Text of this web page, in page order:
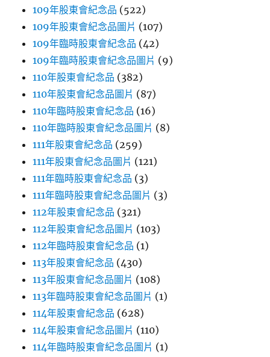
109年股東會紀念品 (522)
109年股東會紀念品圖片 (107)
109年臨時股東會紀念品 (42)
109年臨時股東會紀念品圖片 (9)
110年股東會紀念品 (382)
110年股東會紀念品圖片 (87)
110年臨時股東會紀念品 (16)
110年臨時股東會紀念品圖片 (8)
111年股東會紀念品 (259)
111年股東會紀念品圖片 (121)
111年臨時股東會紀念品 (3)
111年臨時股東會紀念品圖片 (3)
112年股東會紀念品 (321)
112年股東會紀念品圖片 (103)
112年臨時股東會紀念品 (1)
113年股東會紀念品 (430)
113年股東會紀念品圖片 (108)
113年臨時股東會紀念品圖片 (1)
114年股東會紀念品 (628)
114年股東會紀念品圖片 (110)
114年臨時股東會紀念品圖片 (1)